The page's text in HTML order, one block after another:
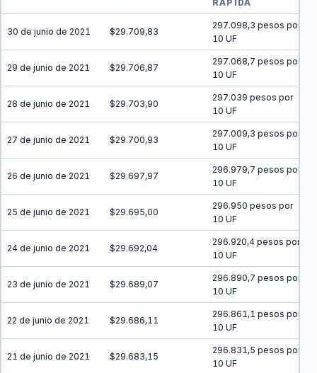
RÁPIDA
30 de junio de 2021 $29.709,83
297.098,3 pesos por
10 UF
29 de junio de 2021 $29.706,87
297.068,7 pesos por
10 UF
28 de junio de 2021 $29.703,90
297.039 pesos por
10 UF
27 de junio de 2021 $29.700,93
297.009,3 pesos por
10 UF
26 de junio de 2021 $29.697,97
296.979,7 pesos por
10 UF
25 de junio de 2021 $29.695,00
296.950 pesos por
10 UF
24 de junio de 2021 $29.692,04
296.920,4 pesos por
10 UF
23 de junio de 2021 $29.689,07
296.890,7 pesos por
10 UF
22 de junio de 2021 $29.686,11
296.861,1 pesos por
10 UF
21 de junio de 2021 $29.683,15
296.831,5 pesos por
10 UF